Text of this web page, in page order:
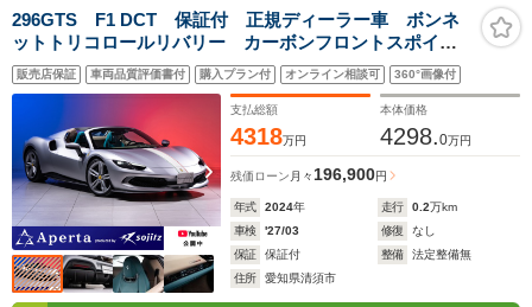
296GTS F1 DCT 保証付 正規ディーラー車 ボンネ
ットトリコロールリバリー カーボンフロントスポイラ
ー/リアディフューザー/アウターシルカバーetc ドリー
ムラインスペック2 フロントリフター ベンチレーショ
販売店保証 車両品質評価書付 購入プラン付 オンライン相談可 360°画像付
支払総額
4318万円
本体価格
4298.0万円
残価ローン 月々196,900円
年式 2024年 走行 0.2万km
車検
'27/03 修復
なし
保証
保証付 整備
法定整備無
住所
愛知県清須市